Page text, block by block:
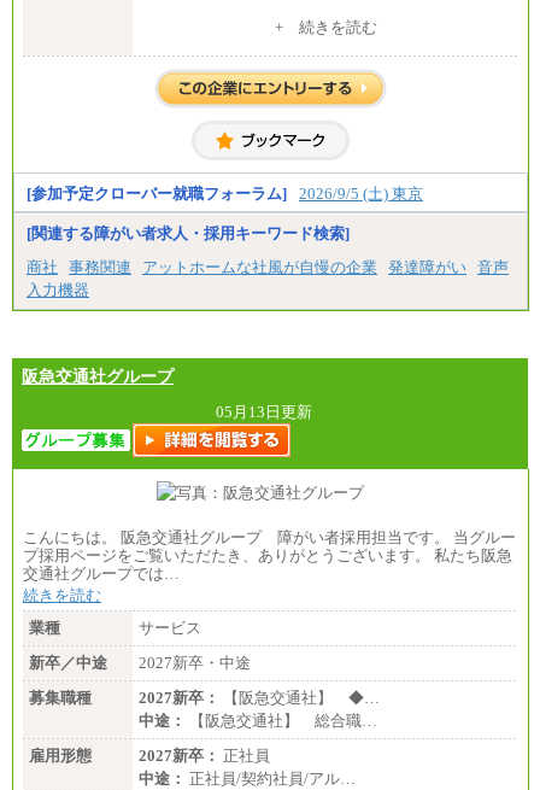
月給 200,000円～250,000円
入社時の処遇は経験・能力を考慮の上、当社規程に
より決定します。
お伝えします。
+ 続きを読む
[参加予定クローバー就職フォーラム] 2026/9/5 (土) 東京
[関連する障がい者求人・採用キーワード検索]
商社
事務関連 アットホームな社風が自慢の企業 発達障がい 音声
入力機器
阪急交通社グループ
05月13日更新
こんにちは。 阪急交通社グループ 障がい者採用担当です。 当グルー
プ採用ページをご覧いただたき、ありがとうございます。 私たち阪急
交通社グループでは…
続きを読む
業種
サービス
新卒／中途
2027新卒・中途
募集職種
2027新卒：
【阪急交通社】 ◆…
中途：
【阪急交通社】 総合職…
雇用形態
2027新卒： 正社員
中途： 正社員/契約社員/アル…